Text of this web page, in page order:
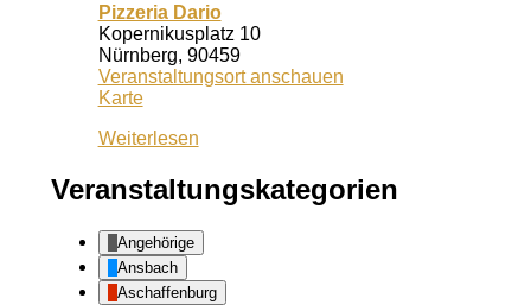
Pizzeria Dario
Kopernikusplatz 10
Nürnberg, 90459
Veranstaltungsort anschauen
KartePizzeria
Weiterlesen
Veranstaltungskategorien
Angehörige
Ansbach
Aschaffenburg